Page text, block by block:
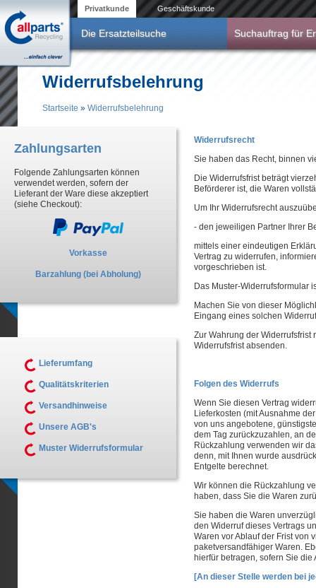
Privatkunde Geschäftskunde
Die Ersatzteilsuche Suchauftrag für
Widerrufsbelehrung
Startseite » Widerrufsbelehrung
Widerrufsrecht
Sie haben das Recht, binnen
Die Widerrufsfrist beträgt
Beförderer ist, die Waren
Um Ihr Widerrufsrecht
- den jeweiligen Partner Ihrer
mittels einer eindeutigen
Vertrag zu widerrufen,
vorgeschrieben ist.
Das Muster-Widerrufsformular
Machen Sie von dieser
Eingang eines solchen
Zur Wahrung der Widerrufsfrist
Widerrufsfrist absenden.
Folgen des Widerrufs
Wenn Sie diesen Vertrag
Lieferkosten (mit Ausnahme
von uns angebotene,
dem Tag zurückzuzahlen, an
Rückzahlung verwenden wir
denn, mit Ihnen wurde
Entgelte berechnet.
Wir können die Rückzahlung
haben, dass Sie die Waren
Sie haben die Waren
den Widerruf dieses Vertrags
Waren vor Ablauf der Frist von
paketversandfähiger Waren.
hierfür betragen, sofern Sie
[An dieser Stelle werden bei
Zahlungsarten
Folgende Zahlungsarten können
verwendet werden, sofern der
Lieferant der Ware diese akzeptiert
(siehe Checkout):
Vorkasse
Barzahlung (bei Abholung)
Lieferumfang
Qualitätskriterien
Versandhinweise
Unsere AGB's
Muster Widerrufsformular